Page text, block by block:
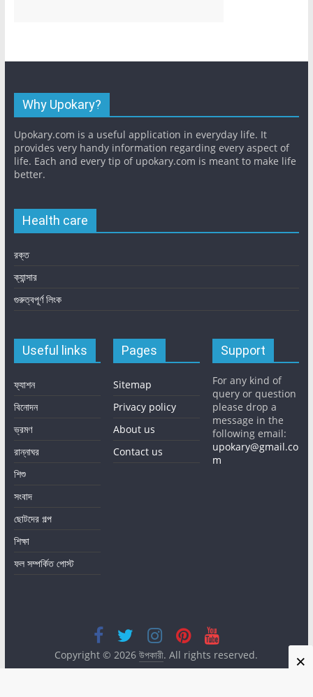
×
Why Upokary?
Upokary.com is a useful application in everyday life. It
provides very handy information regarding every aspect of
life. Each and every tip of upokary.com is meant to make life
better.
Health care
রক্ত
ক্যান্সার
গুরুত্বপূর্ণ লিংক
Useful links
ফ্যাশন
বিনোদন
ভ্রমণ
রান্নাঘর
শিশু
সংবাদ
ছোটদের গল্প
শিক্ষা
ফল সম্পর্কিত পোস্ট
Pages
Sitemap
Privacy policy
About us
Contact us
Support
For any kind of
query or question
please drop a
message in the
following email:
upokary@gmail.co
m
Copyright © 2026উপকারী. All rights reserved.